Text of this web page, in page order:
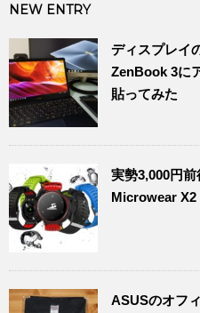
NEW ENTRY
ディスプレイ
ZenBook 3に
貼ってみた
実勢3,000円
Microwear X2
ASUSのオフ